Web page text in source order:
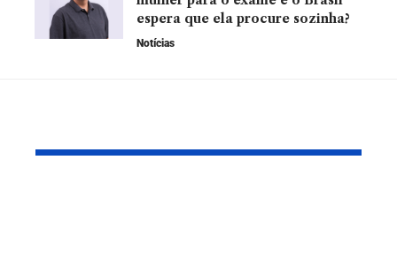
espera que ela procure sozinha?
Notícias